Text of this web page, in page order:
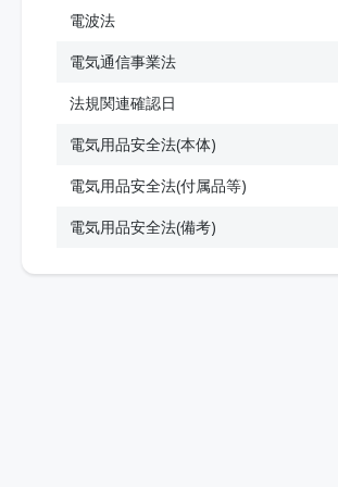
電波法
電気通信事業法
法規関連確認日
電気用品安全法(本体)
電気用品安全法(付属品等)
電気用品安全法(備考)